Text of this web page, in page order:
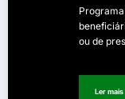
ou de
Ler mais